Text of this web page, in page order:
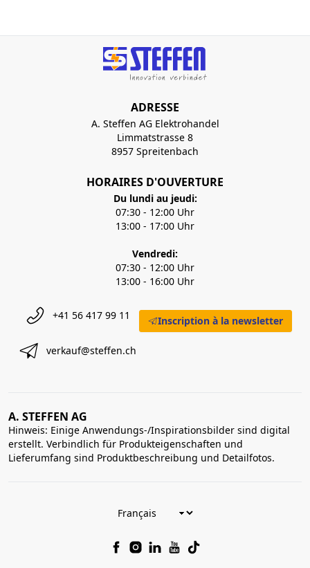
ADRESSE
A. Steffen AG Elektrohandel
Limmatstrasse 8
8957 Spreitenbach
HORAIRES D'OUVERTURE
Du lundi au jeudi:
07:30 - 12:00 Uhr
13:00 - 17:00 Uhr
Vendredi:
07:30 - 12:00 Uhr
13:00 - 16:00 Uhr
+41 56 417 99 11
verkauf@steffen.ch
Inscription à la newsletter
A. STEFFEN AG
Hinweis: Einige Anwendungs-/Inspirationsbilder sind digital
erstellt. Verbindlich für Produkteigenschaften und
Lieferumfang sind Produktbeschreibung und Detailfotos.